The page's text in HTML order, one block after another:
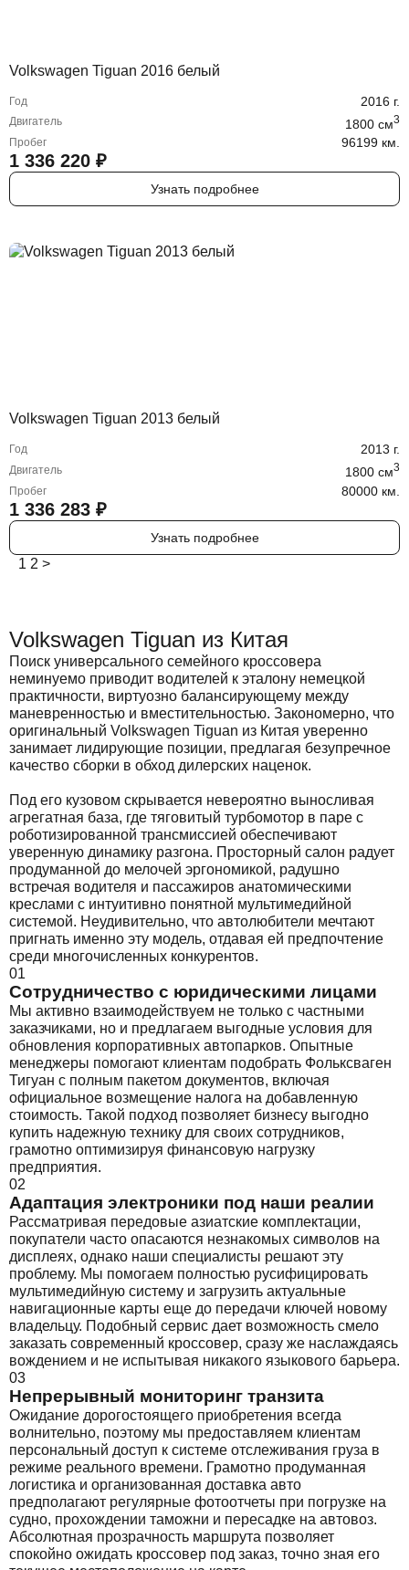
Volkswagen Tiguan 2016 белый
Год 2016 г.
Двигатель 1800 cм3
Пробег 96199 км.
1 336 220 ₽
Узнать подробнее
Volkswagen Tiguan 2013 белый
Год 2013 г.
Двигатель 1800 cм3
Пробег 80000 км.
1 336 283 ₽
Узнать подробнее
1 2 >
Volkswagen Tiguan из Китая
Поиск универсального семейного кроссовера
неминуемо приводит водителей к эталону немецкой
практичности, виртуозно балансирующему между
маневренностью и вместительностью. Закономерно, что
оригинальный Volkswagen Tiguan из Китая уверенно
занимает лидирующие позиции, предлагая безупречное
качество сборки в обход дилерских наценок.
Под его кузовом скрывается невероятно выносливая
агрегатная база, где тяговитый турбомотор в паре с
роботизированной трансмиссией обеспечивают
уверенную динамику разгона. Просторный салон радует
продуманной до мелочей эргономикой, радушно
встречая водителя и пассажиров анатомическими
креслами с интуитивно понятной мультимедийной
системой. Неудивительно, что автолюбители мечтают
пригнать именно эту модель, отдавая ей предпочтение
среди многочисленных конкурентов.
01
Сотрудничество с юридическими лицами
Мы активно взаимодействуем не только с частными
заказчиками, но и предлагаем выгодные условия для
обновления корпоративных автопарков. Опытные
менеджеры помогают клиентам подобрать Фольксваген
Тигуан с полным пакетом документов, включая
официальное возмещение налога на добавленную
стоимость. Такой подход позволяет бизнесу выгодно
купить надежную технику для своих сотрудников,
грамотно оптимизируя финансовую нагрузку
предприятия.
02
Адаптация электроники под наши реалии
Рассматривая передовые азиатские комплектации,
покупатели часто опасаются незнакомых символов на
дисплеях, однако наши специалисты решают эту
проблему. Мы помогаем полностью русифицировать
мультимедийную систему и загрузить актуальные
навигационные карты еще до передачи ключей новому
владельцу. Подобный сервис дает возможность смело
заказать современный кроссовер, сразу же наслаждаясь
вождением и не испытывая никакого языкового барьера.
03
Непрерывный мониторинг транзита
Ожидание дорогостоящего приобретения всегда
волнительно, поэтому мы предоставляем клиентам
персональный доступ к системе отслеживания груза в
режиме реального времени. Грамотно продуманная
логистика и организованная доставка авто
предполагают регулярные фотоотчеты при погрузке на
судно, прохождении таможни и пересадке на автовоз.
Абсолютная прозрачность маршрута позволяет
спокойно ожидать кроссовер под заказ, точно зная его